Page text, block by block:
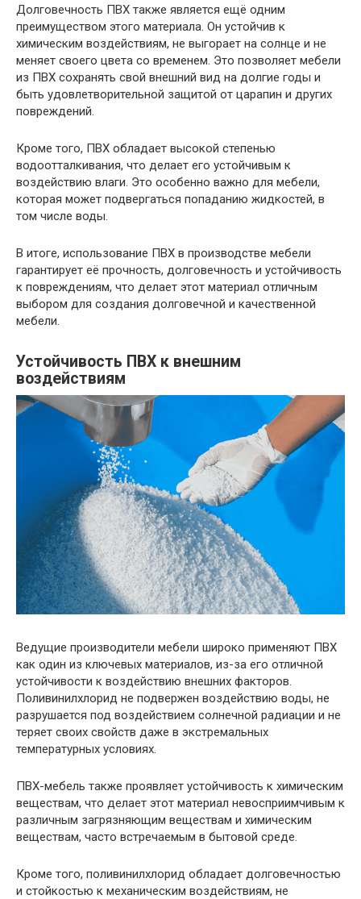
Долговечность ПВХ также является ещё одним
преимуществом этого материала. Он устойчив к
химическим воздействиям, не выгорает на солнце и не
меняет своего цвета со временем. Это позволяет мебели
из ПВХ сохранять свой внешний вид на долгие годы и
быть удовлетворительной защитой от царапин и других
повреждений.
Кроме того, ПВХ обладает высокой степенью
водоотталкивания, что делает его устойчивым к
воздействию влаги. Это особенно важно для мебели,
которая может подвергаться попаданию жидкостей, в
том числе воды.
В итоге, использование ПВХ в производстве мебели
гарантирует её прочность, долговечность и устойчивость
к повреждениям, что делает этот материал отличным
выбором для создания долговечной и качественной
мебели.
Устойчивость ПВХ к внешним
воздействиям
Ведущие производители мебели широко применяют ПВХ
как один из ключевых материалов, из-за его отличной
устойчивости к воздействию внешних факторов.
Поливинилхлорид не подвержен воздействию воды, не
разрушается под воздействием солнечной радиации и не
теряет своих свойств даже в экстремальных
температурных условиях.
ПВХ-мебель также проявляет устойчивость к химическим
веществам, что делает этот материал невосприимчивым к
различным загрязняющим веществам и химическим
веществам, часто встречаемым в бытовой среде.
Кроме того, поливинилхлорид обладает долговечностью
и стойкостью к механическим воздействиям, не